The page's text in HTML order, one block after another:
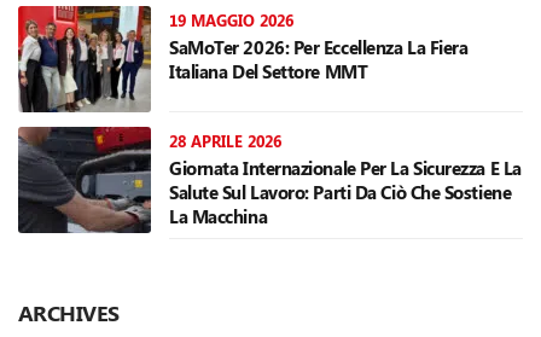
19 MAGGIO 2026
SaMoTer 2026: Per Eccellenza La Fiera
Italiana Del Settore MMT
28 APRILE 2026
Giornata Internazionale Per La Sicurezza E La
Salute Sul Lavoro: Parti Da Ciò Che Sostiene
La Macchina
ARCHIVES